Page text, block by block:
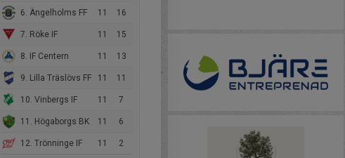
6. Ängelholms FF 11 16
7. Röke IF 11 15
8. IF Centern 11 13
9. Lilla Träslövs FF 11 11
10. Vinbergs IF 11 7
11. Högaborgs BK 11 6
12. Trönninge IF 11 2